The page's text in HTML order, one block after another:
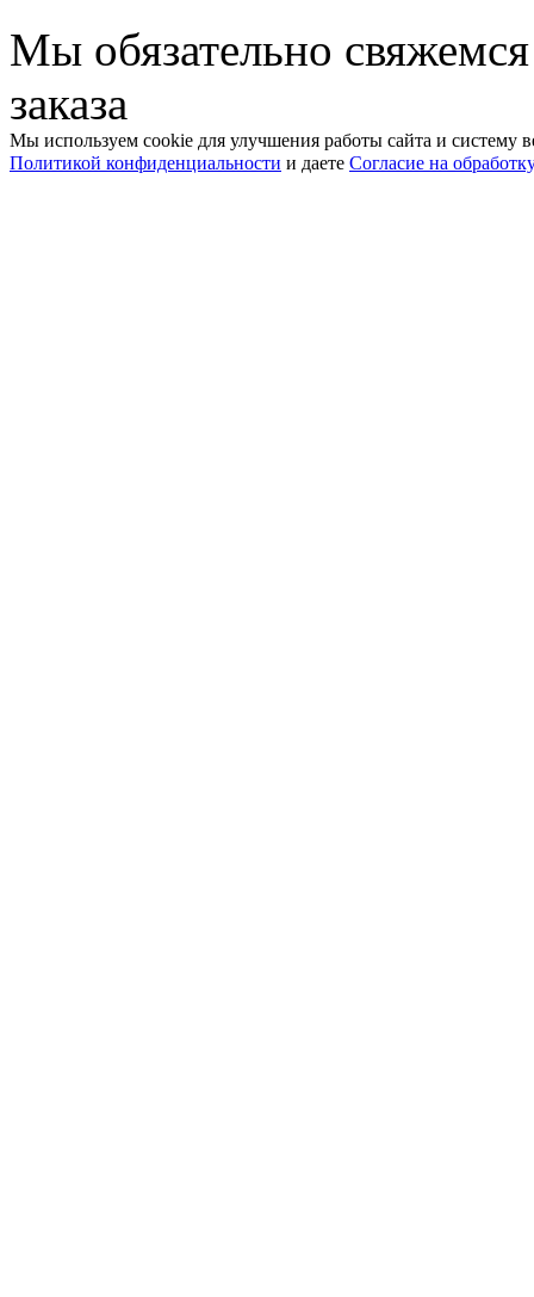
Мы обязательно
заказа
Мы используем cookie для улучшения работы сайта и систему
Политикой конфиденциальности и даете Согласие на